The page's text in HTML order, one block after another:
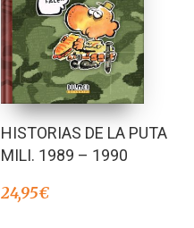
HISTORIAS DE LA PUTA
MILI. 1989 – 1990
24,95€